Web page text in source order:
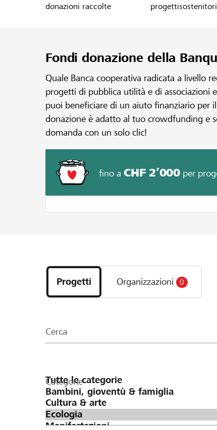
donazioni raccolte progettisostenitori
Fondi donazione della
Quale Banca cooperativa radicata a livello
progetti di pubblica utilità e di associazioni
puoi beneficiare di un aiuto finanziario per
donazione è adatto al tuo crowdfunding e
domanda con un solo clic!
fino a CHF 2’000per
i
progetti
e
della
Progetti Organizzazioni 0
Cerca
Categorie